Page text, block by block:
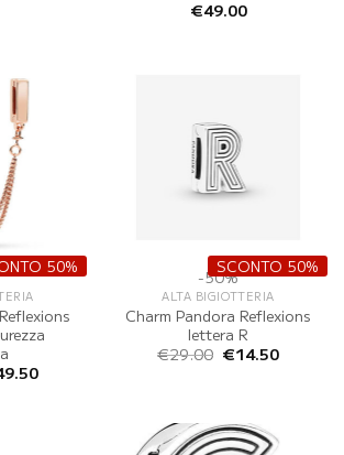
€49.00
50%
Il
-50%
ALTA BIGIOTTERIA
Charm Pandora Reflexions
lettera R
SCONTO 50%
€29.00 Il
prezzo
€14.50Il